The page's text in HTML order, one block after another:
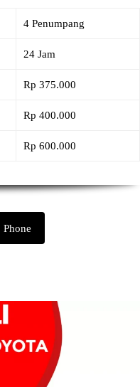
4 Penumpang
24 Jam
Rp 375.000
Rp 400.000
Rp 600.000
Phone